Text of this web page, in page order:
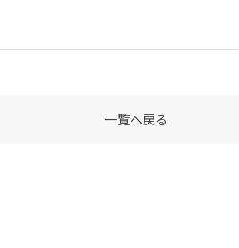
一覧へ戻る